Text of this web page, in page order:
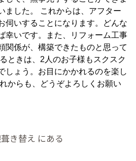
ました。 これからは、アフター
伺いすることになります。どんな
幸いです。また、リフォーム工事
関係が、構築できたものと思って
ときは、2人のお子様もスクスク
しょう。お目にかかれるのを楽し
からも、どうぞよろしくお願い
き替え にある